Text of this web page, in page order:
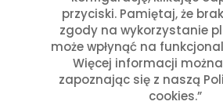
przyciski. Pamiętaj, że
zgody na wykorzystanie
może wpłynąć na
Więcej informacji
zapoznając się z naszą
cookies.”
Kultura i Historia Meksyku(10)
Potrawy i Gastronomia(11)
Święta Meksykańskie(7)
Święta w Polsce i Meksyku(3)